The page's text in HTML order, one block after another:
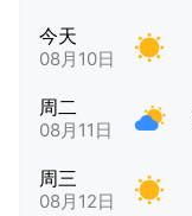
今天
08月10日
周二
08月11日
周三
08月12日